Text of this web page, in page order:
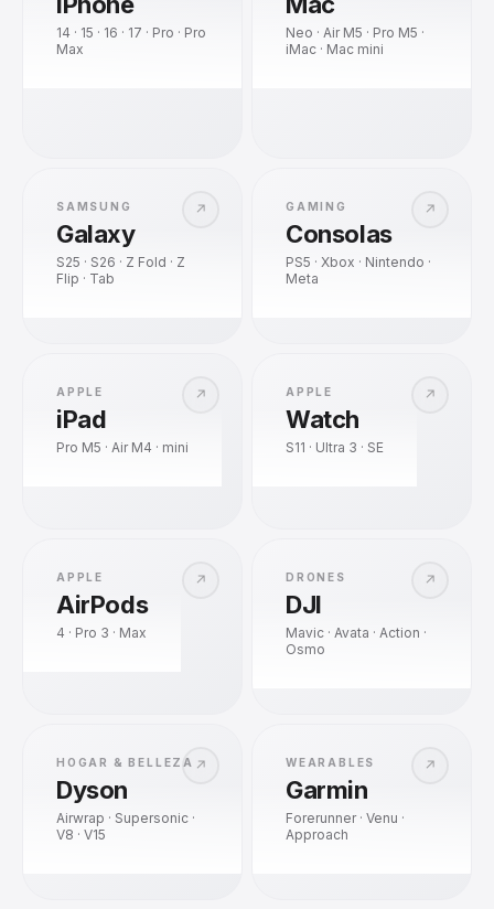
14 · 15 · 16 · 17 · Pro · Pro
Max
Neo · Air M5 · Pro M5 ·
iMac · Mac mini
↗
SAMSUNG
Galaxy
S25 · S26 · Z Fold · Z
Flip · Tab
↗
GAMING
Consolas
PS5 · Xbox · Nintendo ·
Meta
↗
APPLE
iPad
Pro M5 · Air M4 · mini
↗
APPLE
Watch
S11 · Ultra 3 · SE
↗
APPLE
AirPods
4 · Pro 3 · Max
↗
DRONES
DJI
Mavic · Avata · Action ·
Osmo
↗
HOGAR & BELLEZA
Dyson
Airwrap · Supersonic ·
V8 · V15
↗
WEARABLES
Garmin
Forerunner · Venu ·
Approach